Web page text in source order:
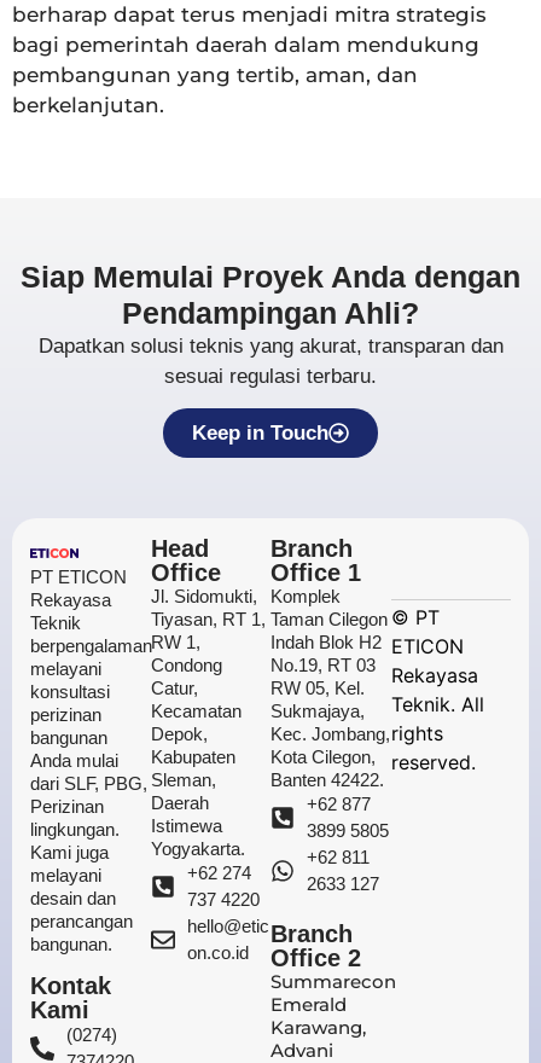
berharap dapat terus menjadi mitra strategis
bagi pemerintah daerah dalam mendukung
pembangunan yang tertib, aman, dan
berkelanjutan.
Siap Memulai Proyek Anda dengan
Pendampingan Ahli?
Dapatkan solusi teknis yang akurat, transparan dan
sesuai regulasi terbaru.
Keep in Touch
PT ETICON
Rekayasa
Teknik
berpengalaman
melayani
konsultasi
perizinan
bangunan
Anda mulai
dari SLF, PBG,
Perizinan
lingkungan.
Kami juga
melayani
desain dan
perancangan
bangunan.
Kontak
Kami
(0274)
Head
Office
Jl. Sidomukti,
Tiyasan, RT 1,
RW 1,
Condong
Catur,
Kecamatan
Depok,
Kabupaten
Sleman,
Daerah
Istimewa
Yogyakarta.
+62 274
737 4220
hello@etic
on.co.id
Branch
Office 1
Komplek
Taman Cilegon
Indah Blok H2
No.19, RT 03
RW 05, Kel.
Sukmajaya,
Kec. Jombang,
Kota Cilegon,
Banten 42422.
+62 877
3899 5805
+62 811
2633 127
Branch
Office 2
Summarecon
Emerald
Karawang,
Advani
© PT
ETICON
Rekayasa
Teknik. All
rights
reserved.